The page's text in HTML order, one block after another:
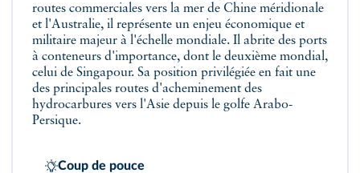
routes commerciales vers la mer de Chine méridionale
et l'Australie, il représente un enjeu économique et
militaire majeur à l'échelle mondiale. Il abrite des ports
à conteneurs d'importance, dont le deuxième mondial,
celui de Singapour. Sa position privilégiée en fait une
des principales routes d'acheminement des
hydrocarbures vers l'Asie depuis le golfe Arabo-
Persique.
Coup de pouce